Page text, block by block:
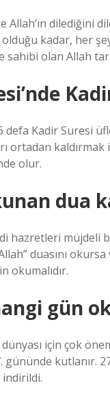
Allah’ın dilediğini
kadar, her
olan Allah
defa Kadir Suresi
ortadan kaldırmak
olur.
dua
hazretleri müjdeli
duasını
okumalıdır.
gün
dünyası için çok
gününde kutlanır.
indirildi.